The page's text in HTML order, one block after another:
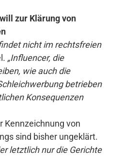
zur Klärung von
nicht im rechtsfreien
„Influencer, die
wie auch die
betrieben
Konsequenzen
Kennzeichnung von
sind bisher ungeklärt.
letztlich nur die Gerichte